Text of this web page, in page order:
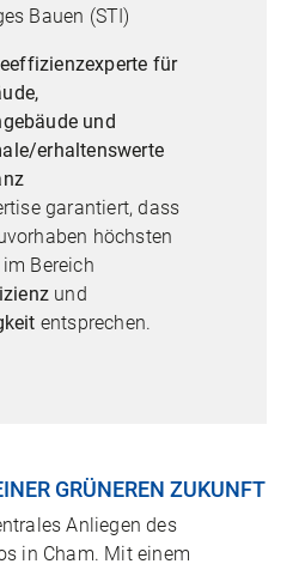
Bauen (STI)
für
und
erhaltenswerte
garantiert, dass
höchsten
Bereich
und
entsprechen.
GRÜNEREN ZUKUNFT
Anliegen des
in Cham. Mit einem